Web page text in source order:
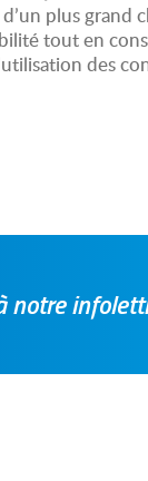
plus grand
tout en
des
notre